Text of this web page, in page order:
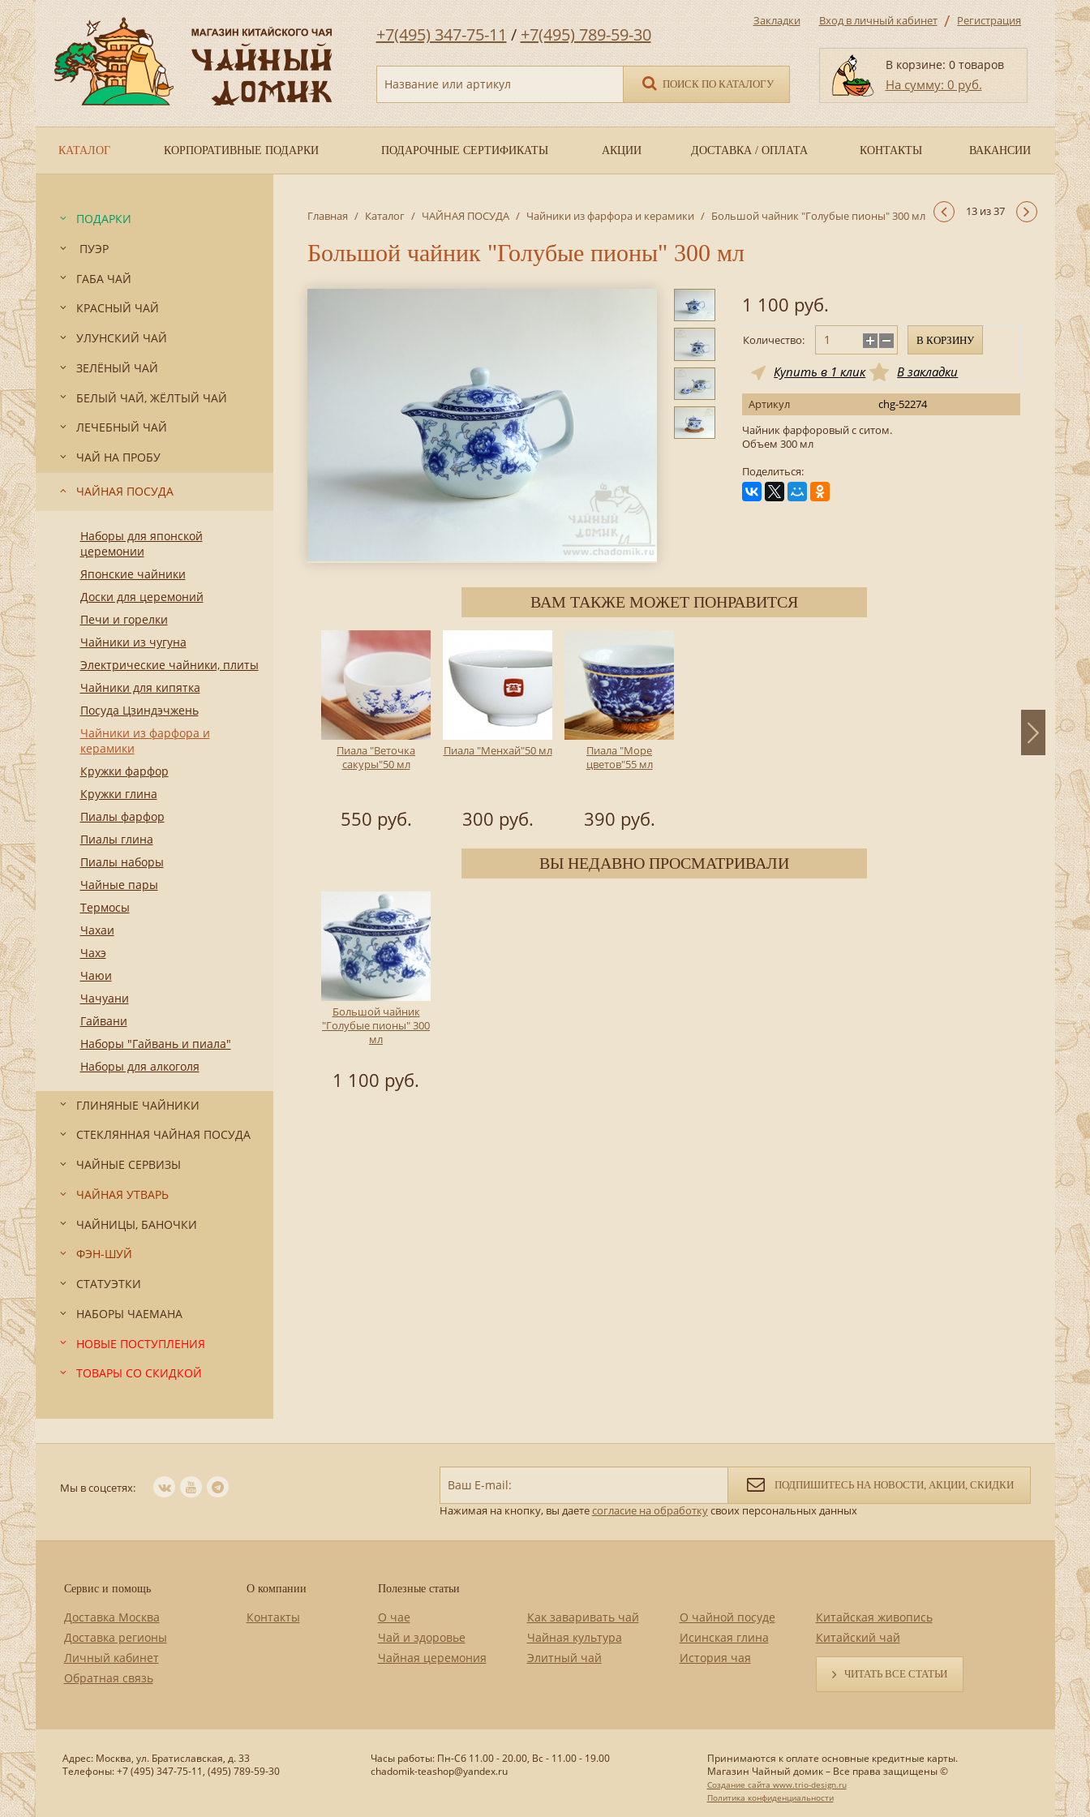
+7(495) 347-75-11 / +7(495) 789-59-30
Название или артикул ПОИСК ПО КАТАЛОГУ
Закладки Вход в личный кабинет / Регистрация
В корзине: 0 товаров
На сумму: 0 руб.
КАТАЛОГ КОРПОРАТИВНЫЕ ПОДАРКИ ПОДАРОЧНЫЕ СЕРТИФИКАТЫ АКЦИИ ДОСТАВКА / ОПЛАТА КОНТАКТЫ ВАКАНСИИ
ПОДАРКИ
ПУЭР
ГАБА ЧАЙ
КРАСНЫЙ ЧАЙ
УЛУНСКИЙ ЧАЙ
ЗЕЛЁНЫЙ ЧАЙ
БЕЛЫЙ ЧАЙ, ЖЁЛТЫЙ ЧАЙ
ЛЕЧЕБНЫЙ ЧАЙ
ЧАЙ НА ПРОБУ
ЧАЙНАЯ ПОСУДА
Наборы для японской
церемонии
Японские чайники
Доски для церемоний
Печи и горелки
Чайники из чугуна
Электрические чайники, плиты
Чайники для кипятка
Посуда Цзиндэчжень
Чайники из фарфора и
керамики
Кружки фарфор
Кружки глина
Пиалы фарфор
Пиалы глина
Пиалы наборы
Чайные пары
Термосы
Чахаи
Чахэ
Чаюи
Чачуани
Гайвани
Наборы "Гайвань и пиала"
Наборы для алкоголя
ГЛИНЯНЫЕ ЧАЙНИКИ
СТЕКЛЯННАЯ ЧАЙНАЯ ПОСУДА
ЧАЙНЫЕ СЕРВИЗЫ
ЧАЙНАЯ УТВАРЬ
ЧАЙНИЦЫ, БАНОЧКИ
ФЭН-ШУЙ
СТАТУЭТКИ
НАБОРЫ ЧАЕМАНА
НОВЫЕ ПОСТУПЛЕНИЯ
ТОВАРЫ СО СКИДКОЙ
Главная / Каталог / ЧАЙНАЯ ПОСУДА / Чайники из фарфора и керамики / Большой чайник "Голубые пионы" 300 мл
Большой чайник "Голубые пионы" 300 мл
13 из 37
1 100 руб.
Количество: В КОРЗИНУ
Купить в 1 клик В закладки
Артикул
chg-52274
Чайник фарфоровый с ситом.
Объем 300 мл
Поделиться:
ВАМ ТАКЖЕ МОЖЕТ ПОНРАВИТСЯ
Пиала "Веточка
сакуры"50 мл
550 руб.
Пиала "Менхай"50 мл
300 руб.
Пиала "Море
цветов"55 мл
390 руб.
ВЫ НЕДАВНО ПРОСМАТРИВАЛИ
Большой чайник
"Голубые пионы" 300
мл
1 100 руб.
Ваш E-mail: ПОДПИШИТЕСЬ НА НОВОСТИ, АКЦИИ, СКИДКИ
Нажимая на кнопку, вы даетесогласие на обработкусвоих персональных данных
Мы в соцсетях:
Сервис и помощь
Доставка Москва
Доставка регионы
Личный кабинет
Обратная связь
О компании
Контакты
Полезные статьи
О чае
Чай и здоровье
Чайная церемония
Как заваривать чай
Чайная культура
Элитный чай
О чайной посуде
Исинская глина
История чая
Китайская живопись
Китайский чай
ЧИТАТЬ ВСЕ СТАТЬИ
Адрес: Москва, ул. Братиславская, д. 33
Телефоны: +7 (495) 347-75-11, (495) 789-59-30
Часы работы: Пн-Сб 11.00 - 20.00, Вс - 11.00 - 19.00
chadomik-teashop@yandex.ru
Принимаются к оплате основные кредитные карты.
Магазин Чайный домик – Все права защищены ©
Создание сайта www.trio-design.ru
Политика конфиденциальности